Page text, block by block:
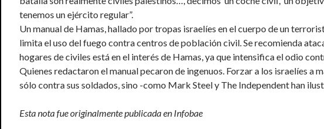
tenemos un ejército regular”.
Un manual de Hamas, hallado por tropas israelíes en el cuerpo de un
limita el uso del fuego contra centros de población civil. Se recomienda
hogares de civiles está en el interés de Hamas, ya que intensifica el odio
Quienes redactaron el manual pecaron de ingenuos. Forzar a los israelíes a
sólo contra sus soldados, sino -como Mark Steel y The Independent han
Esta nota fue originalmente publicada en Infobae